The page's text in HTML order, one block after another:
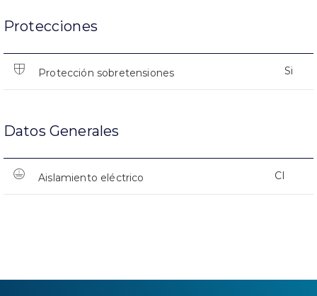
Protecciones
Protección sobretensiones Si
Datos Generales
Aislamiento eléctrico CI